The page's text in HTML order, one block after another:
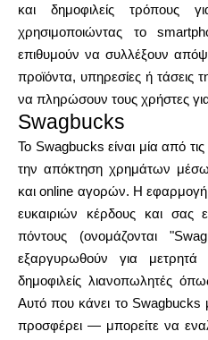
Ο
Λάβετε
και δημοφιλείς τρόπους
χρησιμοποιώντας το
επιθυμούν να συλλέξουν
προϊόντα, υπηρεσίες ή τάσεις
να πληρώσουν τους χρήστες
Swagbucks
Το Swagbucks είναι μία από
την απόκτηση χρημάτων
και online αγορών. Η εφαρμογή
ευκαιριών κέρδους και σας
πόντους (ονομάζονται
εξαργυρωθούν για
δημοφιλείς λιανοπωλητές
Αυτό που κάνει το Swagbucks
προσφέρει — μπορείτε να